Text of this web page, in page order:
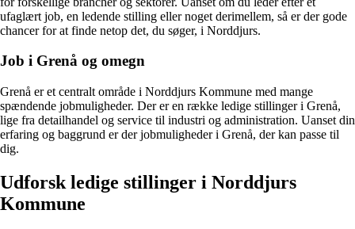
ufaglært job, en ledende stilling eller noget derimellem, så er der gode
chancer for at finde netop det, du søger, i Norddjurs.
Job i Grenå og omegn
Grenå er et centralt område i Norddjurs Kommune med mange
spændende jobmuligheder. Der er en række ledige stillinger i Grenå,
lige fra detailhandel og service til industri og administration. Uanset din
erfaring og baggrund er der jobmuligheder i Grenå, der kan passe til
dig.
Udforsk ledige stillinger i Norddjurs
Kommune